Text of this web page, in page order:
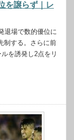
を譲らず｜レ
場で数的優位に
制する。さらに前
を誘発し2点をリ